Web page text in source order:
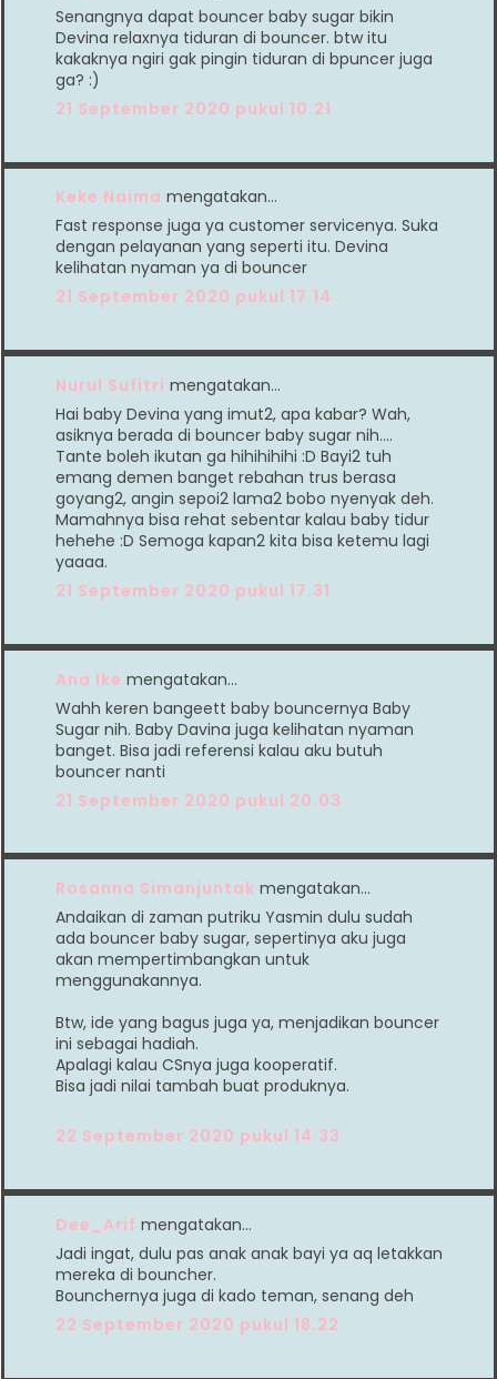
Senangnya dapat bouncer baby sugar bikin
Devina relaxnya tiduran di bouncer. btw itu
kakaknya ngiri gak pingin tiduran di bpuncer juga
ga? :)
21 September 2020 pukul 10.21
Keke Naima mengatakan…
Fast response juga ya customer servicenya. Suka
dengan pelayanan yang seperti itu. Devina
kelihatan nyaman ya di bouncer
21 September 2020 pukul 17.14
Nurul Sufitri mengatakan…
Hai baby Devina yang imut2, apa kabar? Wah,
asiknya berada di bouncer baby sugar nih....
Tante boleh ikutan ga hihihihihi :D Bayi2 tuh
emang demen banget rebahan trus berasa
goyang2, angin sepoi2 lama2 bobo nyenyak deh.
Mamahnya bisa rehat sebentar kalau baby tidur
hehehe :D Semoga kapan2 kita bisa ketemu lagi
yaaaa.
21 September 2020 pukul 17.31
Ana Ike mengatakan…
Wahh keren bangeett baby bouncernya Baby
Sugar nih. Baby Davina juga kelihatan nyaman
banget. Bisa jadi referensi kalau aku butuh
bouncer nanti
21 September 2020 pukul 20.03
Rosanna Simanjuntak mengatakan…
Andaikan di zaman putriku Yasmin dulu sudah
ada bouncer baby sugar, sepertinya aku juga
akan mempertimbangkan untuk
menggunakannya.
Btw, ide yang bagus juga ya, menjadikan bouncer
ini sebagai hadiah.
Apalagi kalau CSnya juga kooperatif.
Bisa jadi nilai tambah buat produknya.
22 September 2020 pukul 14.33
Dee_Arif mengatakan…
Jadi ingat, dulu pas anak anak bayi ya aq letakkan
mereka di bouncher.
Bounchernya juga di kado teman, senang deh
22 September 2020 pukul 18.22